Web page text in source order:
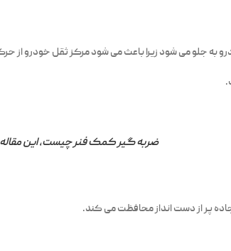
به جلو می شود زیرا باعث می شود مرکز ثقل خودرو
ضربه گیر کمک فنر چیست، این مقاله
پر از دست انداز محافظت می کند.